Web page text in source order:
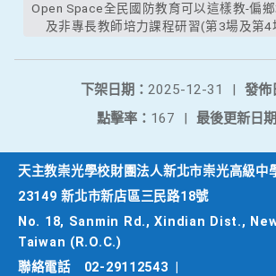
Open Space全民國防教育可以這樣教-偏
及非專長教師培力課程研習(第3場及第
發佈
下架日期： 2025-12-31
|
最後更新日期
點擊率： 167 |
天主教崇光學校財團法人新北市崇光高級中
23149 新北市新店區三民路18號
No. 18, Sanmin Rd., Xindian Dist.,
Taiwan (R.O.C.)
聯絡電話
02-29112543